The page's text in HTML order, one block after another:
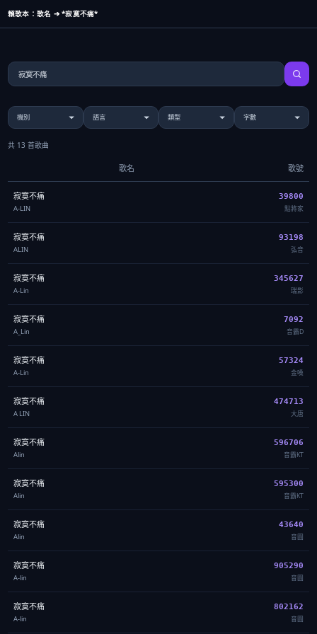
賴歌本：歌名 ➔ *寂寞不痛*
共 13 首歌曲
歌名 歌號
寂寞不痛
A-LIN
39800
點將家
寂寞不痛
ALIN
93198
弘音
寂寞不痛
A-Lin
345627
瑞影
寂寞不痛
A_Lin
7092
音霸D
寂寞不痛
A-Lin
57324
金嗓
寂寞不痛
A LIN
474713
大唐
寂寞不痛
Alin
596706
音霸KT
寂寞不痛
Alin
595300
音霸KT
寂寞不痛
Alin
43640
音圓
寂寞不痛
A-lin
905290
音圓
寂寞不痛
A-lin
802162
音圓